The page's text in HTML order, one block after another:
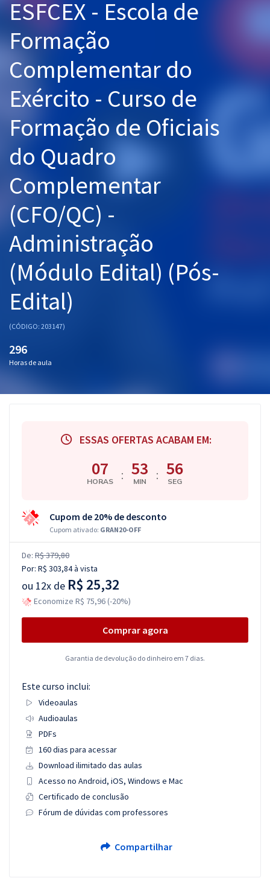
Pós
Graduação
OAB
Mentorias
Questões grátis
Conteúdo gratuito
Aprovados
Atendimento
ESFCEX - Escola de
Formação
Complementar do
Exército - Curso de
Formação de Oficiais
do Quadro
Complementar
(CFO/QC) -
Administração
(Módulo Edital) (Pós-
Edital)
(CÓDIGO: 203147)
296
Horas de aula
ESSAS OFERTAS ACABAM EM:
07
HORAS : 53
MIN : 56
SEG
Cupom de 20% de desconto
Cupom ativado: GRAN20-OFF
De: R$ 379,80
Por: R$ 303,84à vista
ou 12x de R$ 25,32
Economize R$ 75,96 (-20%)
Comprar agora
Garantia de devolução do dinheiro em 7 dias.
Este curso inclui:
Videoaulas
Audioaulas
PDFs
160 dias para acessar
Download ilimitado das aulas
Acesso no Android, iOS, Windows e Mac
Certificado de conclusão
Fórum de dúvidas com professores
Compartilhar